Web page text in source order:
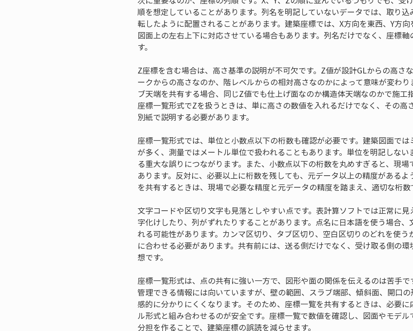
順を想定していることがあります。列名を明記していないデータでは、取り
転したように配置されることがあります。建築座標では、X方向を東西、Y方向
図面上の左右上下に対応させている場合もあります。列名だけでなく、座標
す。
Z座標を含む場合は、高さ基準の説明が不可欠です。Z値が設計GLからの高さ
ークからの高さなのか、階レベルからの相対高さなのかによって意味が変わ
ブ天端を共有する場合、同じZ値でも仕上げ面なのか構造体天端なのかで施工
座標一覧形式でZを扱うときは、単に高さの数値を入れるだけでなく、その高
別紙で説明する必要があります。
座標一覧形式では、単位と小数点以下の桁数も確認が必要です。建築図面で
が多く、測量ではメートル単位で扱われることもあります。単位を明記しな
る重大な誤りにつながります。また、小数点以下の桁数を丸めすぎると、現
あります。反対に、必要以上に桁数を残しても、元データ以上の精度がある
を共有するときは、現場で必要な精度と元データの精度を踏まえ、適切な桁数
文字コードや区切り文字も見落としやすい点です。表計算ソフトでは正常に
字化けしたり、列がずれたりすることがあります。点名に日本語を使う場合
れる可能性があります。カンマ区切り、タブ区切り、空白区切りのどれを使
に合わせる必要があります。共有前には、送る側だけでなく、受け取る側の
想です。
座標一覧形式は、点の共有に強い一方で、図形や面の関係を伝えるのは苦手
管理できる情報には向いていますが、壁の範囲、スラブ端部、傾斜面、開口
感的に分かりにくくなります。そのため、座標一覧を共有するときは、必要
ル形式と組み合わせるのが安全です。座標一覧で数値を確認し、図面やモデ
分担を作ることで、建築座標の誤読を減らせます。